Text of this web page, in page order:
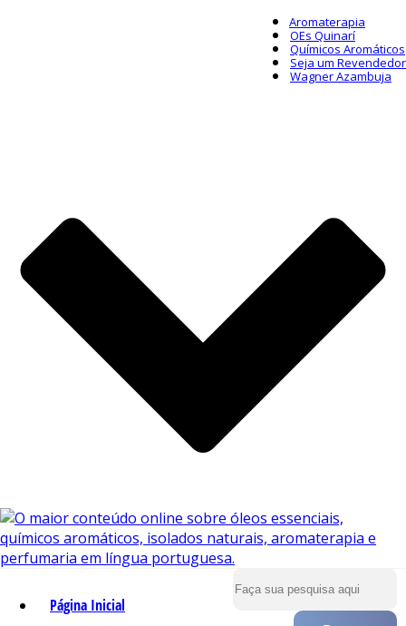
Aromaterapia
OEs Quinarí
Químicos Aromáticos
Seja um Revendedor
Wagner Azambuja
Página Inicial